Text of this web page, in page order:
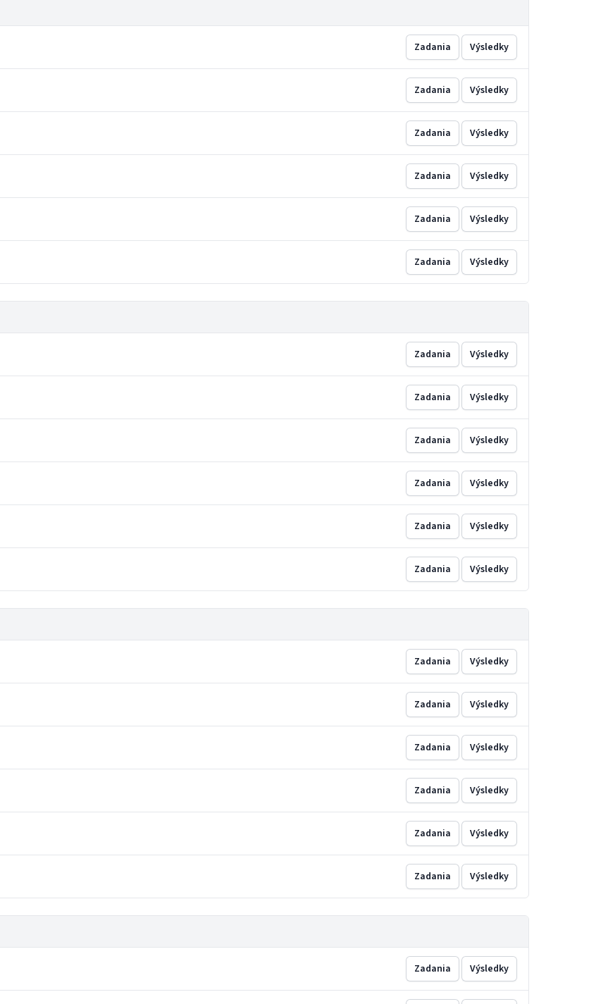
Zadania Výsledky
Zadania Výsledky
Zadania Výsledky
Zadania Výsledky
Zadania Výsledky
Zadania Výsledky
Zadania Výsledky
Zadania Výsledky
Zadania Výsledky
Zadania Výsledky
Zadania Výsledky
Zadania Výsledky
Zadania Výsledky
Zadania Výsledky
Zadania Výsledky
Zadania Výsledky
Zadania Výsledky
Zadania Výsledky
Zadania Výsledky